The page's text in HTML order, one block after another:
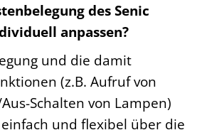
des Senic
anpassen?
und die damit
(z.B. Aufruf von
Schalten von Lampen)
und flexibel über die